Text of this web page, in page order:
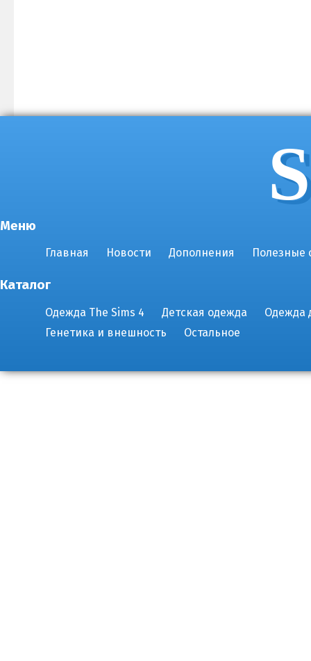
Меню
Главная Новости Дополнения Полезные
Каталог
Одежда The Sims 4 Детская одежда
Одежда
Генетика и внешность
Остальное